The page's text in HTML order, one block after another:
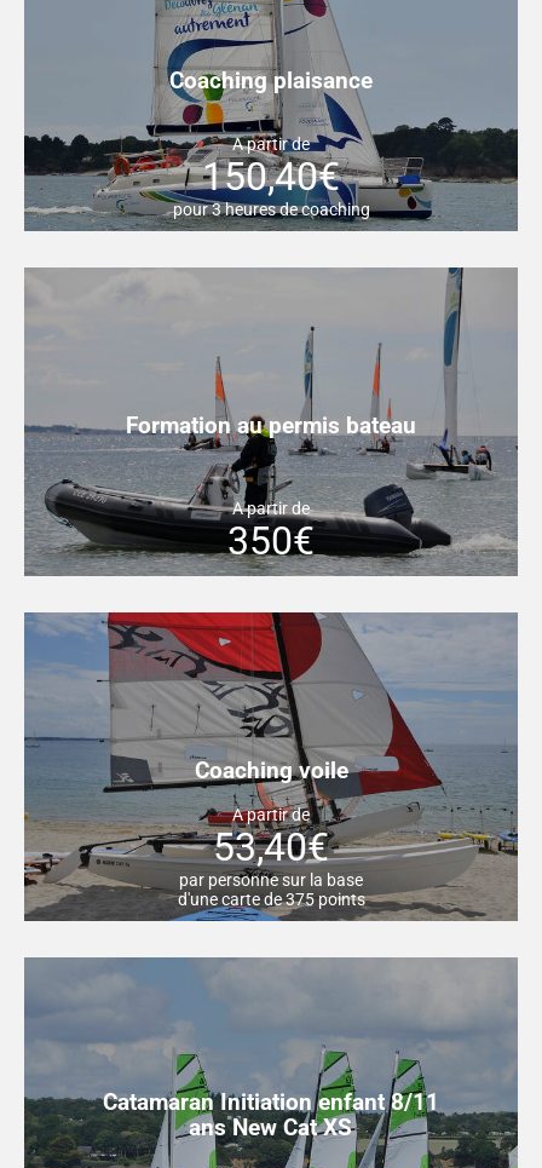
Coaching plaisance
A partir de
150,40€
pour 3 heures de coaching
Formation au permis bateau
A partir de
350€
Coaching voile
A partir de
53,40€
par personne sur la base
d'une carte de 375 points
Catamaran Initiation enfant 8/11
ans New Cat XS